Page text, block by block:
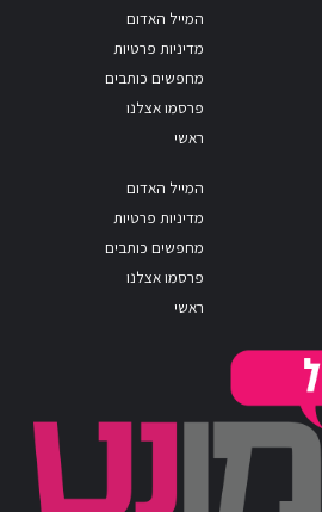
המייל האדום
מדיניות פרטיות
מחפשים כותבים
פרסמו אצלנו
ראשי
המייל האדום
מדיניות פרטיות
מחפשים כותבים
פרסמו אצלנו
ראשי